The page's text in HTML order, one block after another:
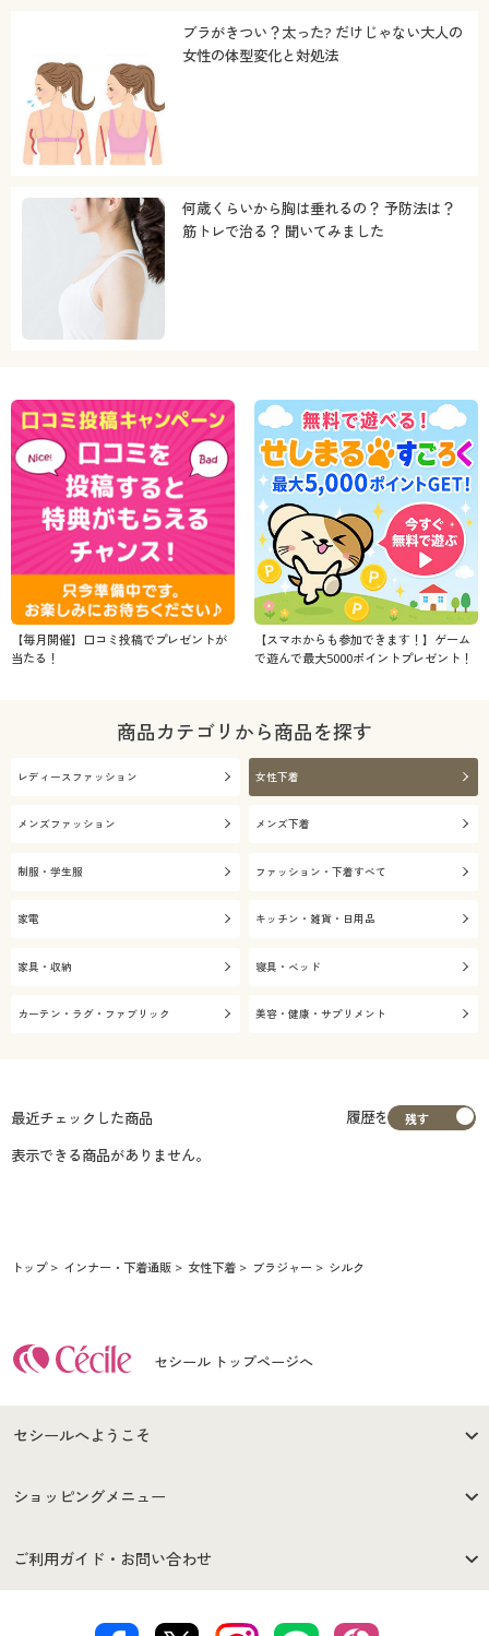
ブラがきつい？太った? だけじゃない大人の
女性の体型変化と対処法
何歳くらいから胸は垂れるの？ 予防法は？
筋トレで治る？ 聞いてみました
【毎月開催】口コミ投稿でプレゼントが
当たる！
【スマホからも参加できます！】ゲーム
で遊んで最大5000ポイントプレゼント！
商品カテゴリから商品を探す
レディースファッション 女性下着
メンズファッション メンズ下着
制服・学生服 ファッション・下着すべて
家電 キッチン・雑貨・日用品
家具・収納 寝具・ベッド
カーテン・ラグ・ファブリック 美容・健康・サプリメント
最近チェックした商品
履歴を
表示できる商品がありません。
トップ インナー・下着通販 女性下着 ブラジャー シルク
セシール トップページへ
セシールへようこそ
はじめての方へ
セシールご利用規約
ショッピングメニュー
商品カテゴリ
ご利用ガイド・お問い合わせ